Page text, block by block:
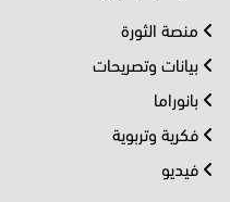
منصة الثورة
بيانات وتصريحات
بانوراما
فكرية وتربوية
فيديو